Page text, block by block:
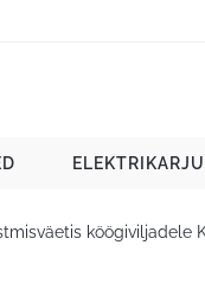
köögiviljadele